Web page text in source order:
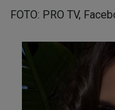
FOTO: PRO TV,